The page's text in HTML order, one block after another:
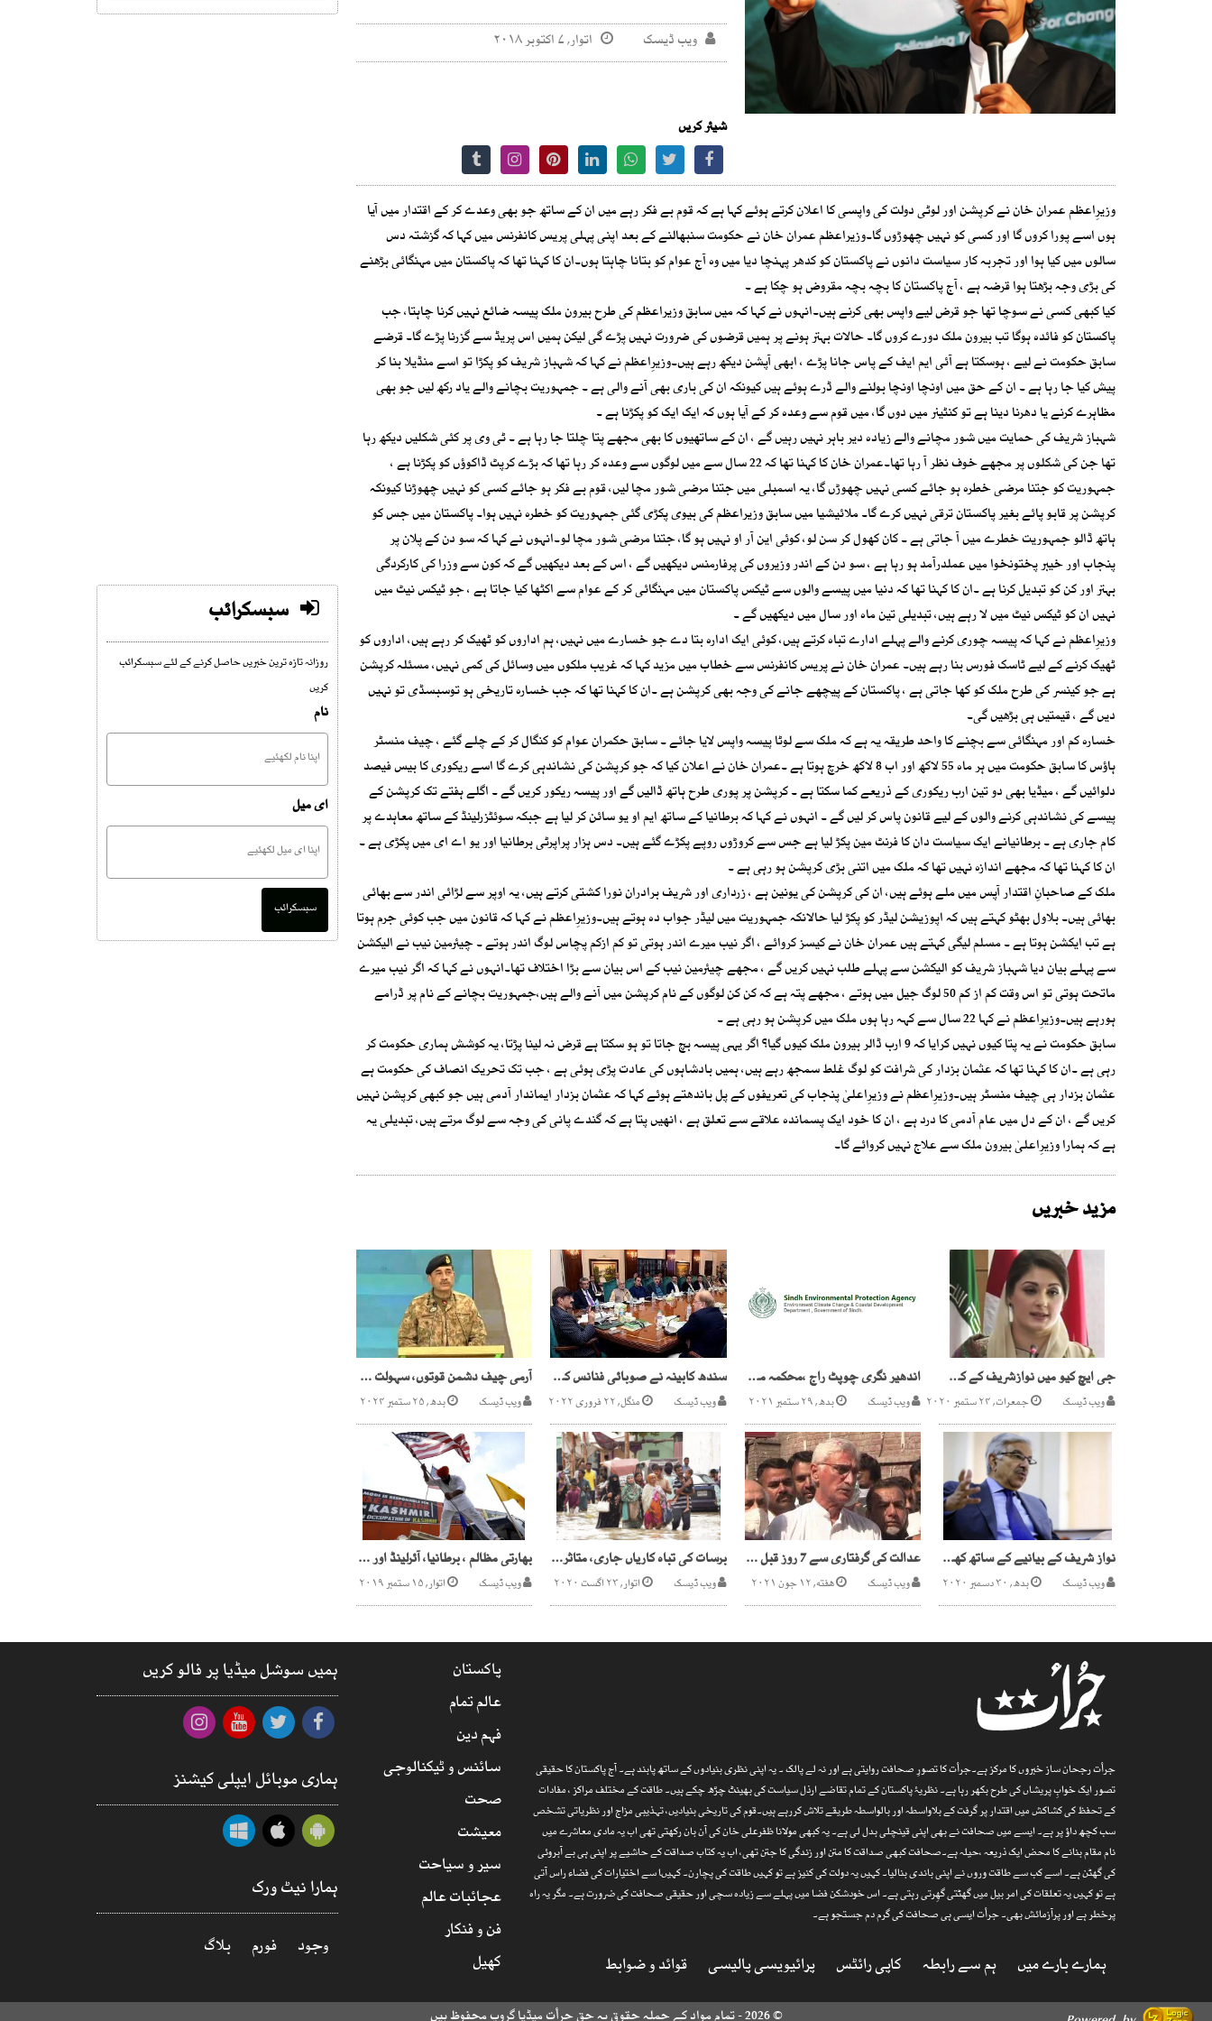
ویب ڈیسک اتوار, ۷ اکتوبر ۲۰۱۸
شیئر کریں
وزیرِاعظم عمران خان نے کرپشن اور لوٹی دولت کی واپسی کا اعلان کرتے ہوئے کہا ہے کہ قوم بے فکر رہے میں ان کے ساتھ جو بھی وعدے کر کے اقتدار میں آیا
ہوں اسے پورا کروں گا اور کسی کو نہیں چھوڑوں گا۔وزیراعظم عمران خان نے حکومت سنبھالنے کے بعد اپنی پہلی پریس کانفرنس میں کہا کہ گزشتہ دس
سالوں میں کیا ہوا اور تجربہ کار سیاست دانوں نے پاکستان کو کدھر پہنچا دیا میں وہ آج عوام کو بتانا چاہتا ہوں۔ان کا کہنا تھا کہ پاکستان میں مہنگائی بڑھنے
کی بڑی وجہ بڑھتا ہوا قرضہ ہے ، آج پاکستان کا بچہ بچہ مقروض ہو چکا ہے ۔
کیا کبھی کسی نے سوچا تھا جو قرض لیے واپس بھی کرنے ہیں۔انہوں نے کہا کہ میں سابق وزیراعظم کی طرح بیرون ملک پیسہ ضائع نہیں کرنا چاہتا، جب
پاکستان کو فائدہ ہوگا تب بیرون ملک دورے کروں گا۔ حالات بہتر ہونے پر ہمیں قرضوں کی ضرورت نہیں پڑے گی لیکن ہمیں اس پریڈ سے گزرنا پڑے گا۔ قرضے
سابق حکومت نے لیے ، ہوسکتا ہے آئی ایم ایف کے پاس جانا پڑے ، ابھی آپشن دیکھ رہے ہیں۔وزیرِاعظم نے کہا کہ شہباز شریف کو پکڑا تو اسے منڈیلا بنا کر
پیش کیا جا رہا ہے ۔ ان کے حق میں اونچا اونچا بولنے والے ڈرے ہوئے ہیں کیونکہ ان کی باری بھی آنے والی ہے ۔ جمہوریت بچانے والے یاد رکھ لیں جو بھی
مظاہرے کرنے یا دھرنا دینا ہے تو کنٹینر میں دوں گا، میں قوم سے وعدہ کر کے آیا ہوں کہ ایک ایک کو پکڑنا ہے ۔
شہباز شریف کی حمایت میں شور مچانے والے زیادہ دیر باہر نہیں رہیں گے ، ان کے ساتھیوں کا بھی مجھے پتا چلتا جا رہا ہے ۔ ٹی وی پر کئی شکلیں دیکھ رہا
تھا جن کی شکلوں پر مجھے خوف نظر آ رہا تھا۔عمران خان کا کہنا تھا کہ 22 سال سے میں لوگوں سے وعدہ کر رہا تھا کہ بڑے کرپٹ ڈاکوؤں کو پکڑنا ہے ،
جمہوریت کو جتنا مرضی خطرہ ہو جائے کسی نہیں چھوڑں گا، یہ اسمبلی میں جتنا مرضی شور مچا لیں، قوم بے فکر ہو جائے کسی کو نہیں چھوڑنا کیونکہ
کرپشن پر قابو پائے بغیر پاکستان ترقی نہیں کرے گا۔ ملائیشیا میں سابق وزیراعظم کی بیوی پکڑی گئی جمہوریت کو خطرہ نہیں ہوا۔ پاکستان میں جس کو
ہاتھ ڈالو جمہوریت خطرے میں آ جاتی ہے ۔ کان کھول کر سن لو، کوئی این آر او نہیں ہو گا، جتنا مرضی شور مچا لو۔انہوں نے کہا کہ سو دن کے پلان پر
پنجاب اور خیبر پختونخوا میں عملدرآمد ہو رہا ہے ، سو دن کے اندر وزیروں کی پرفارمنس دیکھیں گے ، اس کے بعد دیکھیں گے کہ کون سے وزرا کی کارکردگی
بہتر اور کن کو تبدیل کرنا ہے ۔ان کا کہنا تھا کہ دنیا میں پیسے والوں سے ٹیکس پاکستان میں مہنگائی کر کے عوام سے اکٹھا کیا جاتا ہے ، جو ٹیکس نیٹ میں
نہیں ان کو ٹیکس نیٹ میں لا رہے ہیں، تبدیلی تین ماہ اور سال میں دیکھیں گے ۔
وزیرِاعظم نے کہا کہ پیسہ چوری کرنے والے پہلے ادارے تباہ کرتے ہیں، کوئی ایک ادارہ بتا دے جو خسارے میں نہیں، ہم اداروں کو ٹھیک کر رہے ہیں، اداروں کو
ٹھیک کرنے کے لیے ٹاسک فورس بنا رہے ہیں۔ عمران خان نے پریس کانفرنس سے خطاب میں مزید کہا کہ غریب ملکوں میں وسائل کی کمی نہیں، مسئلہ کرپشن
ہے جو کینسر کی طرح ملک کو کھا جاتی ہے ، پاکستان کے پیچھے جانے کی وجہ بھی کرپشن ہے ۔ان کا کہنا تھا کہ جب خسارہ تاریخی ہو توسبسڈی تو نہیں
دیں گے ، قیمتیں ہی بڑھیں گی۔
خسارہ کم اور مہنگائی سے بچنے کا واحد طریقہ یہ ہے کہ ملک سے لوٹا پیسہ واپس لایا جائے ۔ سابق حکمران عوام کو کنگال کر کے چلے گئے ، چیف منسٹر
ہاؤس کا سابق حکومت میں ہر ماہ 55 لاکھ اور اب 8 لاکھ خرچ ہوتا ہے ۔عمران خان نے اعلان کیا کہ جو کرپشن کی نشاندہی کرے گا اسے ریکوری کا بیس فیصد
دلوائیں گے ، میڈیا بھی دو تین ارب ریکوری کے ذریعے کما سکتا ہے ۔ کرپشن پر پوری طرح ہاتھ ڈالیں گے اور پیسہ ریکور کریں گے ۔ اگلے ہفتے تک کرپشن کے
پیسے کی نشاندہی کرنے والوں کے لیے قانون پاس کر لیں گے ۔ انہوں نے کہا کہ برطانیا کے ساتھ ایم او یو سائن کر لیا ہے جبکہ سوئٹزرلینڈ کے ساتھ معاہدے پر
کام جاری ہے ۔ برطانیانے ایک سیاست دان کا فرنٹ مین پکڑ لیا ہے جس سے کروڑوں روپے پکڑے گئے ہیں۔ دس ہزار پراپرٹی برطانیا اور یو اے ای میں پکڑی ہے ۔
ان کا کہنا تھا کہ مجھے اندازہ نہیں تھا کہ ملک میں اتنی بڑی کرپشن ہو رہی ہے ۔
ملک کے صاحبانِ اقتدار آپس میں ملے ہوئے ہیں، ان کی کرپشن کی یونین ہے ، زرداری اور شریف برادران نورا کشتی کرتے ہیں، یہ اوپر سے لڑائی اندر سے بھائی
بھائی ہیں۔ بلاول بھٹو کہتے ہیں کہ اپوزیشن لیڈر کو پکڑ لیا حالانکہ جمہوریت میں لیڈر جواب دہ ہوتے ہیں۔وزیرِاعظم نے کہا کہ قانون میں جب کوئی جرم ہوتا
ہے تب ایکشن ہوتا ہے ۔ مسلم لیگی کہتے ہیں عمران خان نے کیسز کروائے ، اگر نیب میرے اندر ہوتی تو کم ازکم پچاس لوگ اندر ہوتے ۔ چیئرمین نیب نے الیکشن
سے پہلے بیان دیا شہباز شریف کو الیکشن سے پہلے طلب نہیں کریں گے ، مجھے چیئرمین نیب کے اس بیان سے بڑا اختلاف تھا۔انہوں نے کہا کہ اگر نیب میرے
ماتحت ہوتی تو اس وقت کم از کم 50 لوگ جیل میں ہوتے ، مجھے پتہ ہے کہ کن کن لوگوں کے نام کرپشن میں آنے والے ہیں،جمہوریت بچانے کے نام پر ڈرامے
ہورہے ہیں۔وزیرِاعظم نے کہا 22 سال سے کہہ رہا ہوں ملک میں کرپشن ہو رہی ہے ۔
سابق حکومت نے یہ پتا کیوں نہیں کرایا کہ 9 ارب ڈالر بیرون ملک کیوں گیا؟ اگر یہی پیسہ بچ جاتا تو ہو سکتا ہے قرض نہ لینا پڑتا، یہ کوشش ہماری حکومت کر
رہی ہے ۔ان کا کہنا تھا کہ عثمان بزدار کی شرافت کو لوگ غلط سمجھ رہے ہیں، ہمیں بادشاہوں کی عادت پڑی ہوئی ہے ، جب تک تحریک انصاف کی حکومت ہے
عثمان بزدار ہی چیف منسٹر ہیں۔وزیرِاعظم نے وزیرِاعلیٰ پنجاب کی تعریفوں کے پل باندھتے ہوئے کہا کہ عثمان بزدار ایماندار آدمی ہیں جو کبھی کرپشن نہیں
کریں گے ، ان کے دل میں عام آدمی کا درد ہے ، ان کا خود ایک پسماندہ علاقے سے تعلق ہے ، انھیں پتا ہے کہ گندے پانی کی وجہ سے لوگ مرتے ہیں، تبدیلی یہ
ہے کہ ہمارا وزیرِاعلیٰ بیرون ملک سے علاج نہیں کروائے گا۔
مزید خبریں
جی ایچ کیو میں نوازشریف کے کسی نمائندے نے آرمی چیف سے ملاقات نہیں کی، مریم نواز
ویب ڈیسک جمعرات, ۲۴ ستمبر ۲۰۲۰
اندھیر نگری چوپٹ راج ،محکمہ ماحولیات میں من پسند افسران کواضافی چارج دیے جانیکاانکشاف
ویب ڈیسک بدھ, ۲۹ ستمبر ۲۰۲۱
سندھ کابینہ نے صوبائی فنانس کمیشن بنانے کی منظوری دیدی
ویب ڈیسک منگل, ۲۲ فروری ۲۰۲۲
آرمی چیف دشمن قوتوں، سہولت کاروں کوناکام بنانے کیلئے پرعزم
ویب ڈیسک بدھ, ۲۵ ستمبر ۲۰۲۴
نواز شریف کے بیانیے کے ساتھ کھڑا ہوں،خواجہ آصف
ویب ڈیسک بدھ, ۳۰ دسمبر ۲۰۲۰
عدالت کی گرفتاری سے 7 روز قبل جہانگیر ترین کو آگاہ کرنے کی ہدایت
ویب ڈیسک هفته, ۱۲ جون ۲۰۲۱
برسات کی تباہ کاریاں جاری، متاثرین بے یارومددگار
ویب ڈیسک اتوار, ۲۳ اگست ۲۰۲۰
بھارتی مظالم ، برطانیا، آئرلینڈ اور امریکا میں ریلیاں اور سیمینار
ویب ڈیسک اتوار, ۱۵ ستمبر ۲۰۱۹
سبسکرائب
روزانہ تازہ ترین خبریں حاصل کرنے کے لئے سبسکرائب
کریں
نام
ای میل
سبسکرائب
جرأت رجحان ساز خبروں کا مرکز ہے۔جرأت کا تصورِ صحافت روایتی ہے اور نہ لے پالک ۔ یہ اپنی نظری بنیادوں کے ساتھ پابند ہے۔ آج پاکستان کا حقیقی
تصور ایک خوابِ پریشاں کی طرح بکھر رہا ہے۔ نظریۂ پاکستان کے تمام تقاضے ارذل سیاست کی بھینٹ چڑھ چکے ہیں۔ طاقت کے مختلف مراکز ، مفادات
کے تحفظ کی کشاکش میں اقتدار پر گرفت کے بلاواسطہ اور بالواسطہ طریقے تلاش کررہے ہیں۔قوم کی تاریخی بنیادیں، تہذیبی مزاج اور نظریاتی تشخص
سب کچھ داؤ پر ہے۔ ایسے میں صحافت نے بھی اپنی قینچلی بدل لی ہے۔ یہ کبھی مولانا ظفرعلی خان کی آن بان رکھتی تھی اب یہ مادی معاشرے میں
نام مقام بنانے کا محض ایک ذریعہ ،حیلہ ہے۔صحافت کبھی صداقت کا متن اور زندگی کا جتن تھی، اب یہ کتاب صداقت کے حاشیے پر اپنی ہی بے آبروئی
کی گھٹن ہے۔ اسے کب سے طاقت وروں نے اپنی باندی بنالیا۔ کہیں یہ دولت کی کنیز ہے تو کہیں طاقت کی پچارن۔ کہیںا سے اختیارات کی فضاء راس آتی
ہے تو کہیں یہ تعلقات کی امر بیل میں گھٹتی گھِرتی رہتی ہے۔ اس خودشکن فضا میں پہلے سے زیادہ سچی اور حقیقی صحافت کی ضرورت ہے۔ مگر یہ راہ
پرخطر ہے اور پرآزمائش بھی۔ جرأت ایسی ہی صحافت کی گرم دم جستجو ہے۔
ہمارے بارے میں ہم سے رابطہ کاپی رائٹس پرائیویسی پالیسی قوائد و ضوابط
پاکستان
عالم تمام
فہم دین
سائنس و ٹیکنالوجی
صحت
معیشت
سیر و سیاحت
عجائبات عالم
فن و فنکار
کھیل
ہمیں سوشل میڈیا پر فالو کریں
ہماری موبائل ایپلی کیشنز
ہمارا نیٹ ورک
وجود فورم بلاگ